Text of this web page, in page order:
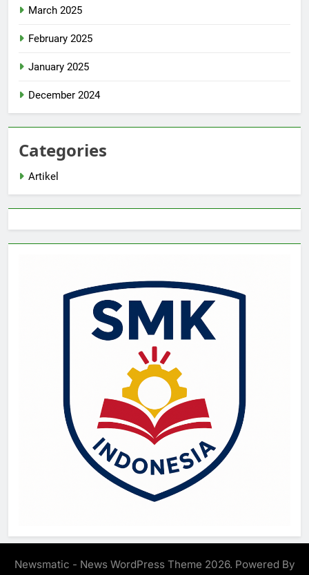
March 2025
February 2025
January 2025
December 2024
Categories
Artikel
Newsmatic - News WordPress Theme 2026. Powered By